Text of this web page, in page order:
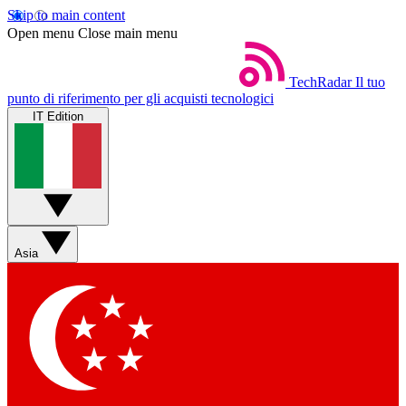
Skip to main content
Open menu Close main menu
TechRadar Il tuo
punto di riferimento per gli acquisti tecnologici
IT Edition
Asia